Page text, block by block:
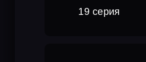
19 серия